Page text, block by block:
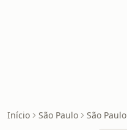
Início São Paulo São Paulo